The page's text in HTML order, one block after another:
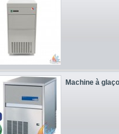
Machine à